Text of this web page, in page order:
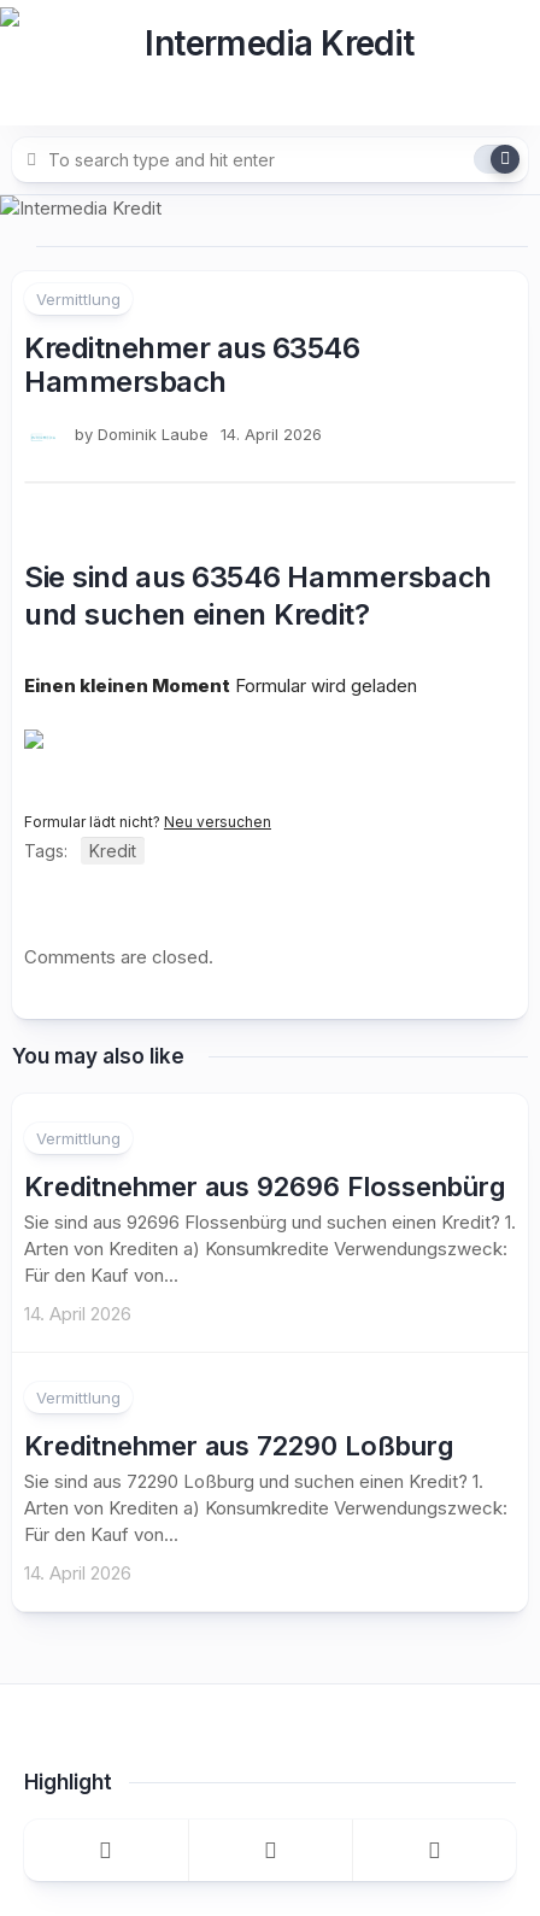
Skip
Vermittlung
Kreditnehmer aus 63546
Hammersbach
by Dominik Laube 14. April 2026
Sie sind aus 63546 Hammersbach
und suchen einen Kredit?
Einen kleinen Moment Formular wird geladen
Formular lädt nicht? Neu versuchen
Tags: Kredit
Comments are closed.
You may also like
Vermittlung
Kreditnehmer aus 92696 Flossenbürg
Sie sind aus 92696 Flossenbürg und suchen einen Kredit? 1.
Arten von Krediten a) Konsumkredite Verwendungszweck:
Für den Kauf von...
14. April 2026
Vermittlung
Kreditnehmer aus 72290 Loßburg
Sie sind aus 72290 Loßburg und suchen einen Kredit? 1.
Arten von Krediten a) Konsumkredite Verwendungszweck:
Für den Kauf von...
14. April 2026
Highlight